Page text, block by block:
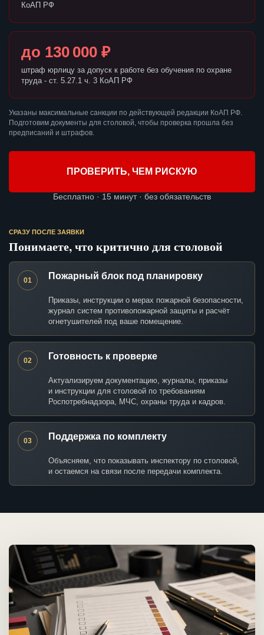
КоАП РФ
до 130 000 ₽
штраф юрлицу за допуск к работе без обучения по охране
труда - ст. 5.27.1 ч. 3 КоАП РФ
Указаны максимальные санкции по действующей редакции КоАП РФ.
Подготовим документы для столовой, чтобы проверка прошла без
предписаний и штрафов.
ПРОВЕРИТЬ, ЧЕМ РИСКУЮ
Бесплатно · 15 минут · без обязательств
СРАЗУ ПОСЛЕ ЗАЯВКИ
Понимаете, что критично для столовой
01 Пожарный блок под планировку
Приказы, инструкции о мерах пожарной безопасности,
журнал систем противопожарной защиты и расчёт
огнетушителей под ваше помещение.
02 Готовность к проверке
Актуализируем документацию, журналы, приказы
и инструкции для столовой по требованиям
Роспотребнадзора, МЧС, охраны труда и кадров.
03 Поддержка по комплекту
Объясняем, что показывать инспектору по столовой,
и остаемся на связи после передачи комплекта.